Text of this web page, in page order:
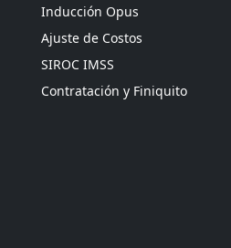
Inducción Opus
Ajuste de Costos
SIROC IMSS
Contratación y Finiquito